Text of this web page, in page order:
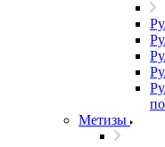
Метизы